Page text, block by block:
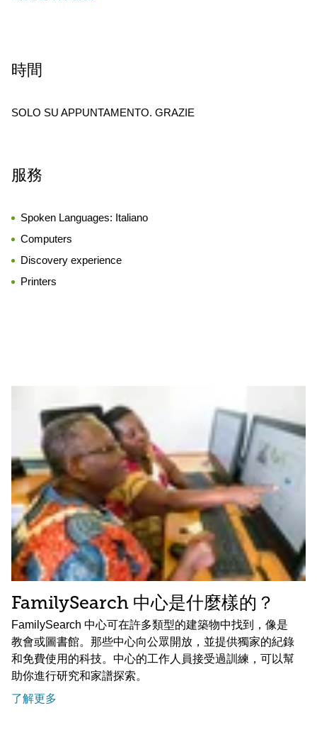
時間
SOLO SU APPUNTAMENTO. GRAZIE
服務
Spoken Languages: Italiano
Computers
Discovery experience
Printers
FamilySearch 中心是什麼樣的？
FamilySearch 中心可在許多類型的建築物中找到，像是
教會或圖書館。那些中心向公眾開放，並提供獨家的紀錄
和免費使用的科技。中心的工作人員接受過訓練，可以幫
助你進行研究和家譜探索。
了解更多